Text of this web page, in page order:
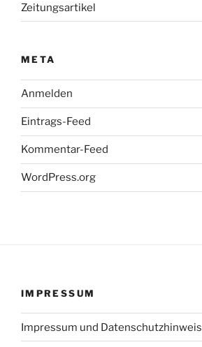
Zeitungsartikel
META
Anmelden
Eintrags-Feed
Kommentar-Feed
WordPress.org
IMPRESSUM
Impressum und Datenschutzhinweis